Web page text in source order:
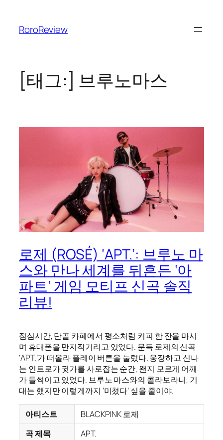
RoroReview
[태그:] 브루노마스
로제 (ROSÉ) ‘APT.’: 브루노 마
스와 만나 세계를 뒤흔든 ‘아
파트’ 게임 모티프 신곡 솔직
리뷰!
점심시간, 단골 카페에서 평소처럼 커피 한 잔을 마시
며 휴대폰을 만지작거리고 있었다. 문득 로제의 신곡
‘APT.’가 떠올라 플레이 버튼을 눌렀다. 웅장하고 신나
는 인트로가 귓가를 사로잡는 순간, 왠지 모르게 어깨
가 들썩이고 있었다. 브루노 마스와의 콜라보라니, 기
대는 했지만 이렇게까지 ‘미쳤다’ 싶을 줄이야.
아티스트
BLACKPINK 로제
곡 제목
APT.